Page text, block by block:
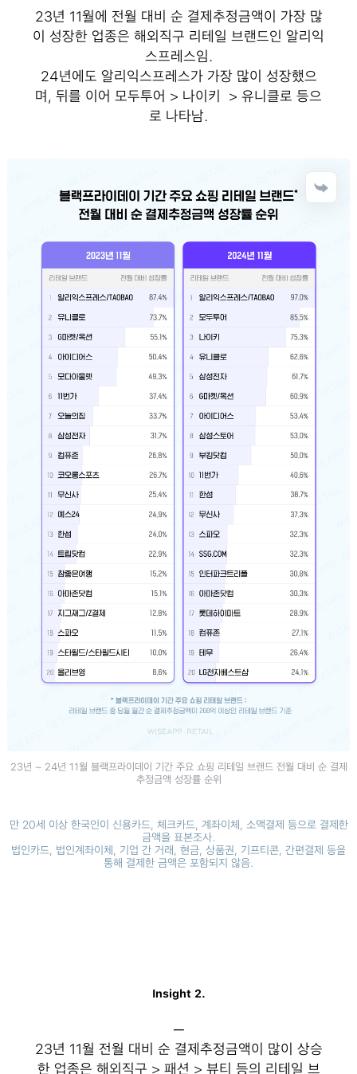
23년 11월에 전월 대비 순 결제추정금액이 가장 많
이 성장한 업종은 해외직구 리테일 브랜드인 알리익
스프레스임.
24년에도 알리익스프레스가 가장 많이 성장했으
며, 뒤를 이어 모두투어 > 나이키 > 유니클로 등으
로 나타남.
23년 ~ 24년 11월 블랙프라이데이 기간 주요 쇼핑 리테일 브랜드 전월 대비 순 결제
추정금액 성장률 순위
만 20세 이상 한국인이 신용카드, 체크카드, 계좌이체, 소액결제 등으로 결제한
금액을 표본조사.
법인카드, 법인계좌이체, 기업 간 거래, 현금, 상품권, 기프티콘, 간편결제 등을
통해 결제한 금액은 포함되지 않음.
Insight 2.
─
23년 11월 전월 대비 순 결제추정금액이 많이 상승
한 업종은 해외직구 > 패션 > 뷰티 등의 리테일 브